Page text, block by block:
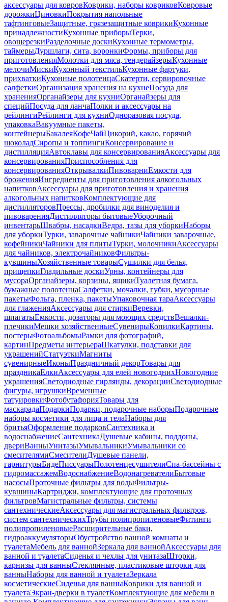
аксессуары для ковровКоврики, наборы ковриковКовровые
дорожкиЦиновкиПокрытия напольные
тафтинговыеЗащитные, грязезащитные коврикиКухонные
принадлежностиКухонные приборыТерки,
овощерезкиРазделочные доскиКухонные термометры,
таймерыДуршлаги, сита, воронкиФормы, приборы для
приготовленияМолотки для мяса, тендерайзерыКухонные
мелочиМискиКухонный текстильКухонные фартуки,
прихваткиКухонные полотенцаСкатерти, сервировочные
салфеткиОрганизация хранения на кухнеПосуда для
храненияОрганайзеры для кухниОрганайзеры для
специйПосуда для ланчаПолки и аксессуары на
рейлингиРейлинги для кухниОдноразовая посуда,
упаковкаВакуумные пакеты,
контейнерыБакалеяКофеЧайЦикорий, какао, горячий
шоколадСиропы и топпингиКонсервирование и
дистилляцияАвтоклавы для консервированияАксессуары для
консервированияПриспособления для
консервированияОткрывалкиПивоварниЕмкости для
броженияИнгредиенты для приготовления алкогольных
напитковАксессуары для приготовления и хранения
алкогольных напитковКомплектующие для
дистилляторовПрессы, дробилки для виноделия и
пивоваренияДистилляторы бытовыеУборочный
инвентарьШвабры, насадкиВедра, тазы для уборкиНаборы
для уборкиТурки, заварочные чайникиЧайники заварочные,
кофейникиЧайники для плитыТурки, молочникиАксессуары
для чайников, электрочайниковФильтры-
кувшиныХозяйственные товарыСушилки для белья,
прищепкиГладильные доскиУрны, контейнеры для
мусораОрганайзеры, корзины, ящикиТуалетная бумага,
бумажные полотенцаСалфетки, мочалки, губки, мусорные
пакетыФольга, пленка, пакетыУпаковочная тараАксессуары
для глаженияАксессуары для стиркиВеревки,
шпагатыЕмкости, дозаторы для моющих средствВешалки-
плечикиМешки хозяйственныеСувенирыКопилкиКартины,
постерыФотоальбомыРамки для фотографий,
картинПредметы интерьераШкатулки, подставки для
украшенийСтатуэткиМагниты
сувенирныеИконыПраздничный декорТовары для
праздникаЕлкиАксессуары для елей новогоднихНовогодние
украшенияСветодиодные гирлянды, декорацииСветодиодные
фигуры, игрушкиВременные
татуировкиФотобутафорияТовары для
маскарадаПодаркиПодарки, подарочные наборыПодарочные
наборы косметики для лица и телаНаборы для
бритьяОформление подарковСантехника и
водоснабжениеСантехникаДушевые кабины, поддоны,
двериВанныУнитазыУмывальникиУмывальники со
смесителямиСмесителиДушевые панели,
гарнитурыБидеПиссуарыПолотенцесушителиСпа-бассейны с
гидромассажемВодоснабжениеВодонагревателиБытовые
насосыПроточные фильтры для водыФильтры-
кувшиныКартриджи, комплектующие для проточных
фильтровМагистральные фильтры, системы
сантехническиеАксессуары для магистральных фильтров,
систем сантехническихТрубы полипропиленовыеФитинги
полипропиленовыеРасширительные баки,
гидроаккумуляторыОбустройство ванной комнаты и
туалетаМебель для ваннойЗеркала для ваннойАксессуары для
ванной и туалетаСиденья и чехлы для унитазаШторки,
карнизы для ванныСтеклянные, пластиковые шторки для
ванныНаборы для ванной и туалетаЗеркала
косметическиеСиденья для ванныКоврики для ванной и
туалетаЭкран-дверки в туалетКомплектующие для мебели в